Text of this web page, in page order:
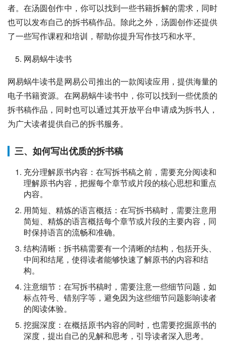
者。在汤圆创作中，你可以找到一些书籍拆解的需求，同时
也可以发布自己的拆书稿作品。除此之外，汤圆创作还提供
了一些写作课程和培训，帮助你提升写作技巧和水平。
网易蜗牛读书
网易蜗牛读书是网易公司推出的一款阅读应用，提供海量的
电子书籍资源。在网易蜗牛读书中，你可以找到一些优质的
拆书稿作品，同时也可以通过其开放平台申请成为拆书人，
为广大读者提供自己的拆书服务。
三、如何写出优质的拆书稿
充分理解原书内容：在写拆书稿之前，需要充分阅读和
理解原书内容，把握每个章节或片段的核心思想和重点
内容。
用简短、精炼的语言概括：在写拆书稿时，需要注意用
简短、精炼的语言概括每个章节或片段的主要内容，同
时保持语言的流畅和准确。
结构清晰：拆书稿需要有一个清晰的结构，包括开头、
中间和结尾，使得读者能够快速了解原书的内容和结
构。
注意细节：在写拆书稿时，需要注意一些细节问题，如
标点符号、错别字等，避免因为这些细节问题影响读者
的阅读体验。
挖掘深度：在概括原书内容的同时，也需要挖掘原书的
深度，提出自己的见解和思考，引导读者深入思考。